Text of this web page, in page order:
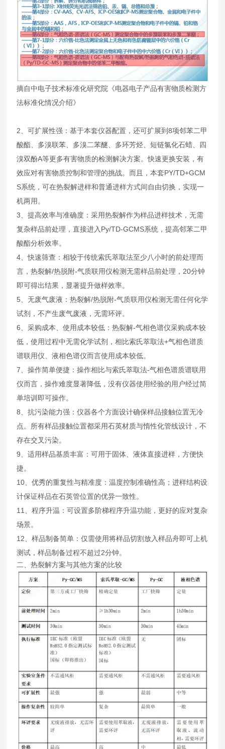
摘自中电子技术标准化研究院《电器电子产品有害物质检测方
法标准化情况介绍》
2、可扩展性强：基于本套仪器配置，还可扩展到8项邻苯二甲
酸酯、多溴联苯、多溴二苯醚、多环芳烃、短链氯化石蜡、四
溴双酚A等更多有害物质的检测解决方案。快速更换安装，有
效应对有害物质控制和管理的挑战。而且，本套PY/TD+GCM
S系统，可在热裂解进样和普通进样方式间自由切换，实现一
机两用。
3、提高效率与准确度：采用热裂解作为样品进样技术，无需
复杂样品前处理，直接进入Py/TD-GCMS系统，提高邻苯二甲
酸酯分析效率。
4、快速筛查：相较于传统索氏萃取法至少八小时的前处理而
言，热裂解/热脱附-气质联用仪检测无需样品前处理，20分钟
即可得出结果，显著提升做样效率。
5、无废气废液：热裂解/热脱附-气质联用仪检测无需任何化学
试剂，不产生废气废液，无需环评。
6、采购成本、使用成本较低：热裂解-气相色谱仪采购成本较
低，使用过程中无需化学试剂，相比索氏萃取法+气相色谱质
谱联用仪、液相色谱仪而言使用成本较低。
7、操作简单便捷：操作相比与索氏萃取法-气相色谱质谱联用
仪而言，操作难度显著降低，没有仪器使用经验的用户经过简
单培训即可操作。
8、抗污染能力强：仪器各个方面设计确保样品接触位置无冷
点。所有样品接触位置都采用石英材质与惰性化管线设计，不
存在交叉污染。
9、适用样品基质丰富：可用于固体、液体直接进样，方便快
捷。
10、优秀的重复性与精准度：温度控制准确性高；进样结构设
计保证样品在石英管位置的优异一致性。
11、程序升温：可设置多阶梯程序升温功能，更好的应对复杂
场景。
12、样品制备简单：仅需使用将样品切割放入样品舟即可上机
测试，样品制备过程不超过2分钟。
二、热裂解方案与其他方案的比较